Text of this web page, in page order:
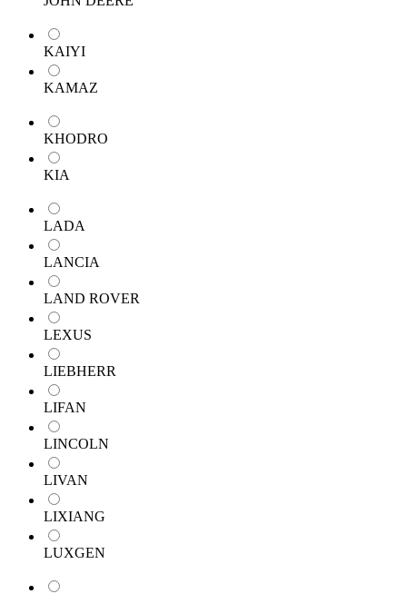
KAIYI
KAMAZ
KHODRO
KIA
LADA
LANCIA
LAND ROVER
LEXUS
LIEBHERR
LIFAN
LINCOLN
LIVAN
LIXIANG
LUXGEN